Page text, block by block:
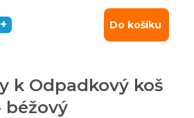
+ Do košíku
k Odpadkový koš
béžový